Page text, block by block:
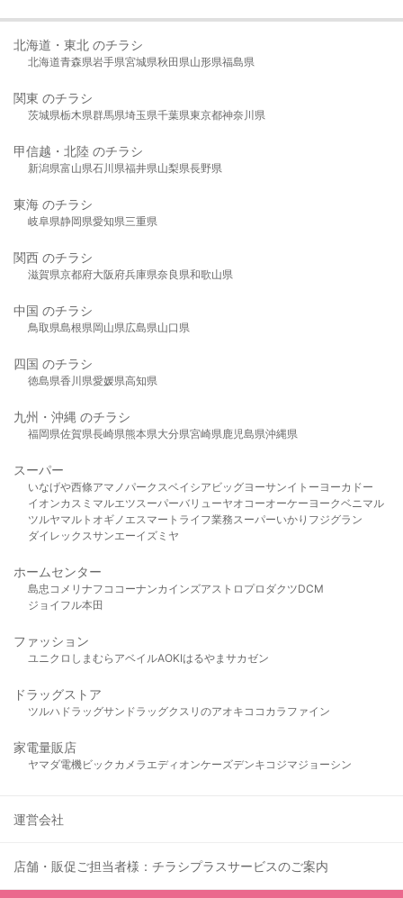
北海道・東北 のチラシ
北海道青森県岩手県宮城県秋田県山形県福島県
関東 のチラシ
茨城県栃木県群馬県埼玉県千葉県東京都神奈川県
甲信越・北陸 のチラシ
新潟県富山県石川県福井県山梨県長野県
東海 のチラシ
岐阜県静岡県愛知県三重県
関西 のチラシ
滋賀県京都府大阪府兵庫県奈良県和歌山県
中国 のチラシ
鳥取県島根県岡山県広島県山口県
四国 のチラシ
徳島県香川県愛媛県高知県
九州・沖縄 のチラシ
福岡県佐賀県長崎県熊本県大分県宮崎県鹿児島県沖縄県
スーパー
いなげや西條アマノパークスベイシア ビッグヨーサンイトーヨーカドー
イオンカスミ マルエツスーパーバリューヤオコーオーケー ヨークベニマル
ツルヤマルト オギノ エスマート ライフ業務スーパーいかり フジグラン
ダイレックスサンエーイズミヤ
ホームセンター
島忠 コメリ ナフコ コーナンカインズアストロプロダクツDCM
ジョイフル本田
ファッション
ユニクロ しまむら アベイルAOKIはるやま サカゼン
ドラッグストア
ツルハドラッグサンドラッグクスリのアオキ ココカラファイン
家電量販店
ヤマダ電機ビックカメラ エディオンケーズデンキ コジマジョーシン
運営会社
店舗・販促ご担当者様：チラシプラスサービスのご案内